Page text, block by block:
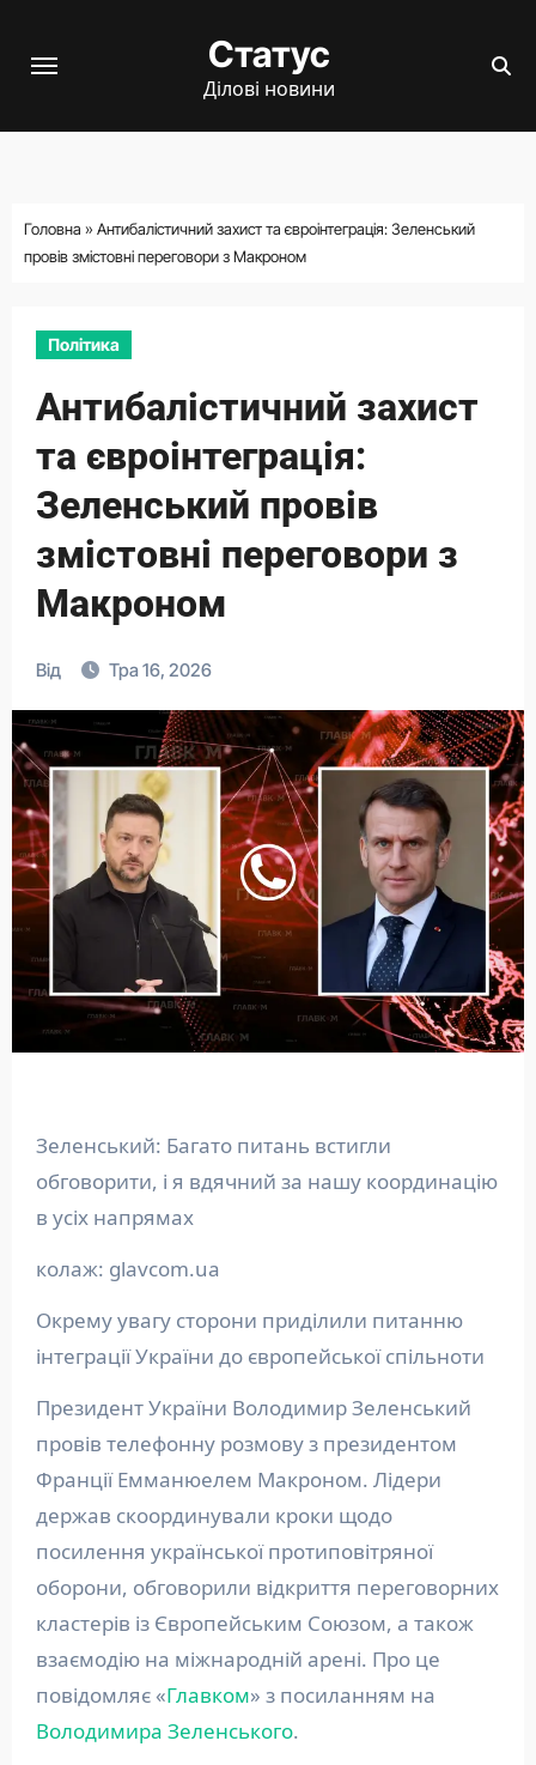
Статус
Ділові новини
Головна » Антибалістичний захист та євроінтеграція: Зеленський
провів змістовні переговори з Макроном
Політика
Антибалістичний захист
та євроінтеграція:
Зеленський провів
змістовні переговори з
Макроном
Від Тра 16, 2026
Зеленський: Багато питань встигли
обговорити, і я вдячний за нашу координацію
в усіх напрямах
колаж: glavcom.ua
Окрему увагу сторони приділили питанню
інтеграції України до європейської спільноти
Президент України Володимир Зеленський
провів телефонну розмову з президентом
Франції Емманюелем Макроном. Лідери
держав скоординували кроки щодо
посилення української протиповітряної
оборони, обговорили відкриття переговорних
кластерів із Європейським Союзом, а також
взаємодію на міжнародній арені. Про це
повідомляє «Главком» з посиланням на
Володимира Зеленського.